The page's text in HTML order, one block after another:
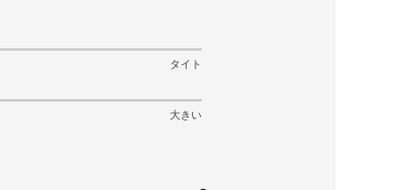
タイト
大きい